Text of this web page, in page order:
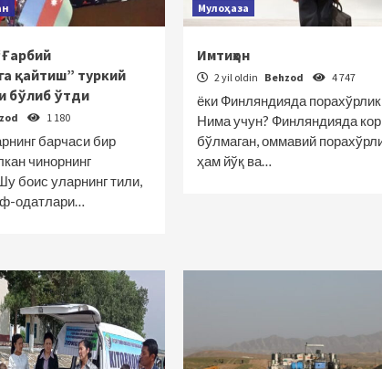
қайтиш” туркий
бўлиб ўтди
1 180
барчаси бир
чинорнинг
боис уларнинг тили,
одатлари…
Мулоҳаза
Имтиҳон
2 yil oldin Behzod 4 747
ёки Финляндияда порахўрлик
Нима учун? Финляндияда
бўлмаган, оммавий
ҳам йўқ ва…